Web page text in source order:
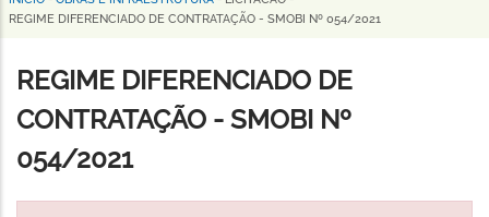
Trilha
navegação
REGIME DIFERENCIADO DE CONTRATAÇÃO - SMOBI Nº 054/2021
REGIME DIFERENCIADO DE
CONTRATAÇÃO - SMOBI Nº
054/2021